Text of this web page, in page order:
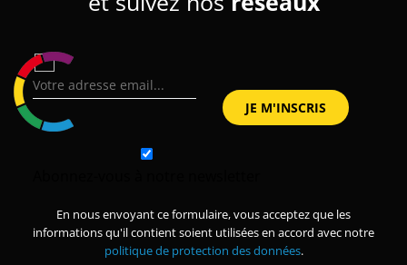
En nous envoyant ce formulaire, vous acceptez que les
informations qu'il contient soient utilisées en accord avec notre
politique de protection des données.